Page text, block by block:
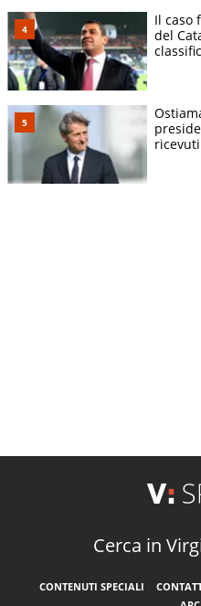
Il caso
del
Cerca in
CONTENUTI SPECIALI